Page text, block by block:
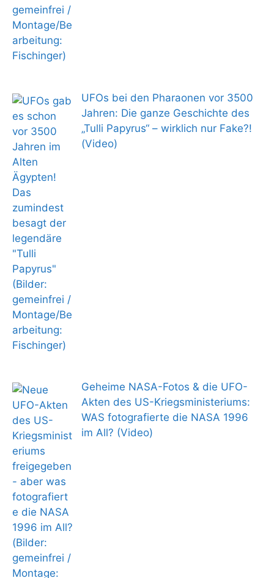
UFOs bei den Pharaonen vor 3500
Jahren: Die ganze Geschichte des
„Tulli Papyrus“ – wirklich nur Fake?!
(Video)
Geheime NASA-Fotos & die UFO-
Akten des US-Kriegsministeriums:
WAS fotografierte die NASA 1996
im All? (Video)